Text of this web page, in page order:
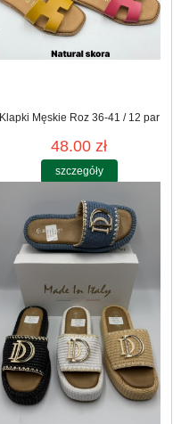
Klapki Męskie Roz 36-41 / 12 par
48.00 zł
szczegóły